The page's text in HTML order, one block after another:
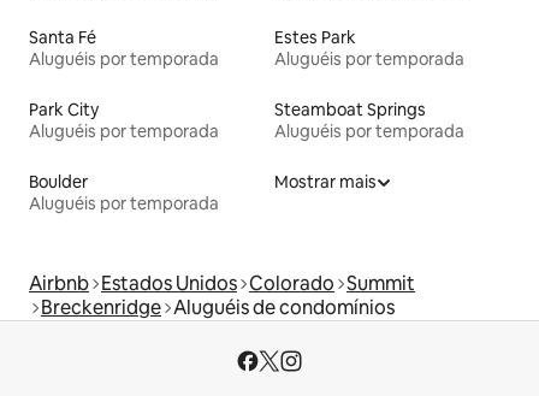
Santa Fé
Aluguéis por temporada
Estes Park
Aluguéis por temporada
Park City
Aluguéis por temporada
Steamboat Springs
Aluguéis por temporada
Boulder
Aluguéis por temporada
Mostrar mais
Airbnb Estados Unidos Colorado Summit
Breckenridge Aluguéis de condomínios